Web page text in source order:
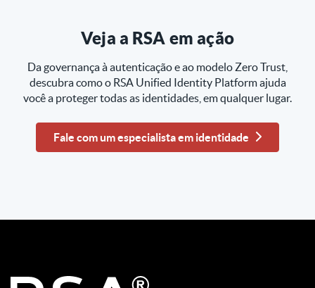
Veja a RSA em ação
Da governança à autenticação e ao modelo Zero Trust,
descubra como o RSA Unified Identity Platform ajuda
você a proteger todas as identidades, em qualquer lugar.
Fale com um especialista em identidade